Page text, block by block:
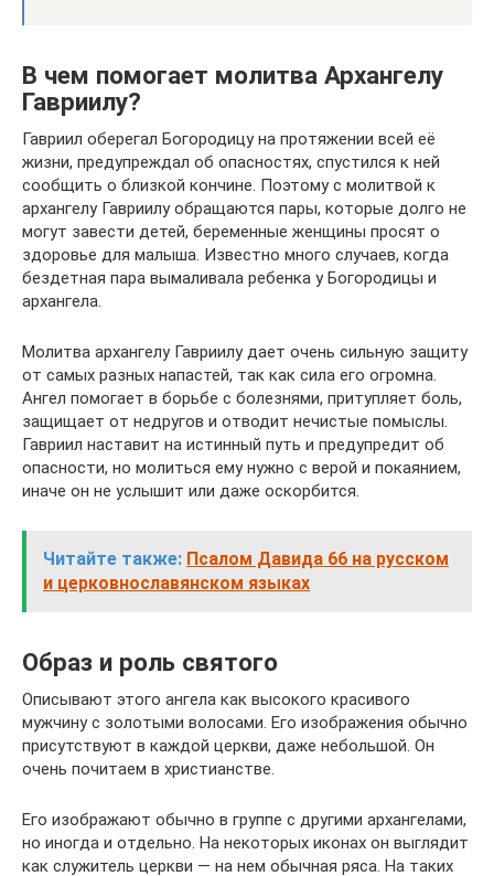
В чем помогает молитва Архангелу
Гавриилу?
Гавриил оберегал Богородицу на протяжении всей её
жизни, предупреждал об опасностях, спустился к ней
сообщить о близкой кончине. Поэтому с молитвой к
архангелу Гавриилу обращаются пары, которые долго не
могут завести детей, беременные женщины просят о
здоровье для малыша. Известно много случаев, когда
бездетная пара вымаливала ребенка у Богородицы и
архангела.
Молитва архангелу Гавриилу дает очень сильную защиту
от самых разных напастей, так как сила его огромна.
Ангел помогает в борьбе с болезнями, притупляет боль,
защищает от недругов и отводит нечистые помыслы.
Гавриил наставит на истинный путь и предупредит об
опасности, но молиться ему нужно с верой и покаянием,
иначе он не услышит или даже оскорбится.
Читайте также: Псалом Давида 66 на русском
и церковнославянском языках
Образ и роль святого
Описывают этого ангела как высокого красивого
мужчину с золотыми волосами. Его изображения обычно
присутствуют в каждой церкви, даже небольшой. Он
очень почитаем в христианстве.
Его изображают обычно в группе с другими архангелами,
но иногда и отдельно. На некоторых иконах он выглядит
как служитель церкви — на нем обычная ряса. На таких